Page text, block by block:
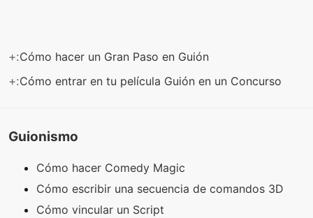
+:Cómo hacer un Gran Paso en Guión
+:Cómo entrar en tu película Guión en un Concurso
Guionismo
Cómo hacer Comedy Magic
Cómo escribir una secuencia de comandos 3D
Cómo vincular un Script